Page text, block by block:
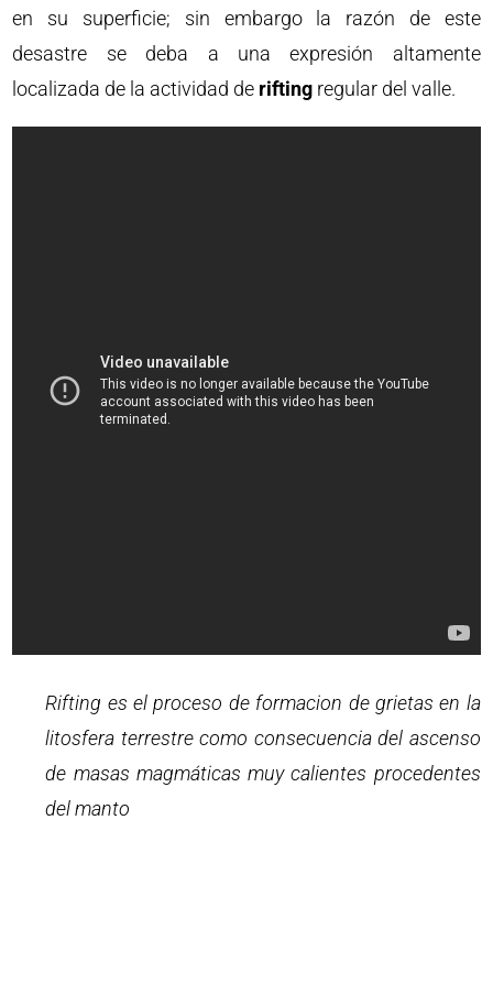
en su superficie; sin embargo la razón de este
desastre se deba a una expresión altamente
localizada de la actividad de rifting regular del valle.
Rifting es el proceso de formacion de grietas en la
litosfera terrestre como consecuencia del ascenso
de masas magmáticas muy calientes procedentes
del manto